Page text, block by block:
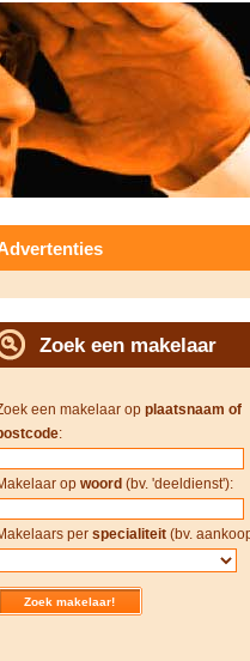
Zoek een makelaar
een makelaar op plaatsnaam of
:
op woord (bv. 'deeldienst'):
per specialiteit (bv.